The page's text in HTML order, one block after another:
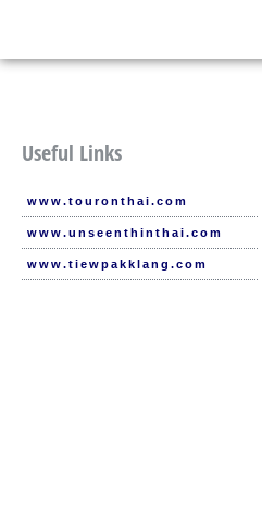
Useful Links
www.touronthai.com
www.unseenthinthai.com
www.tiewpakklang.com